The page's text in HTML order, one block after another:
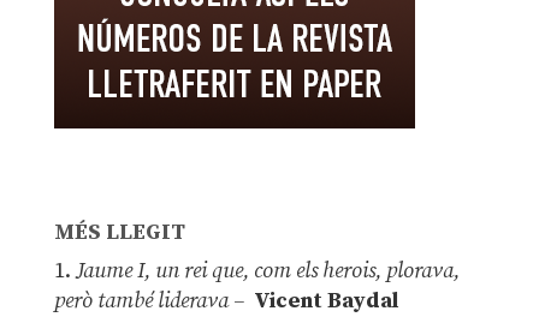
MÉS LLEGIT
1.Jaume I, un rei que, com els herois, plorava,
però també liderava – Vicent Baydal